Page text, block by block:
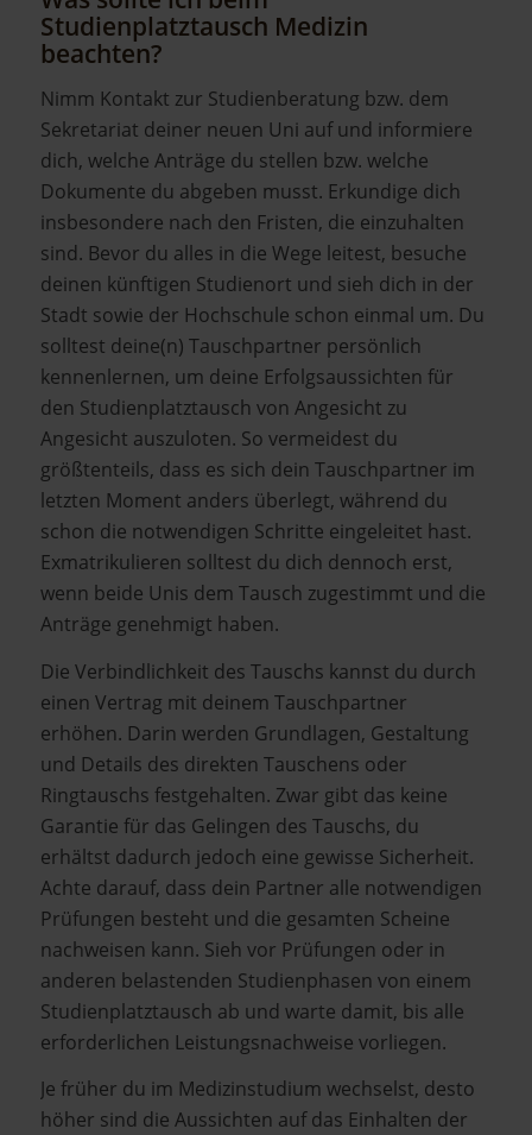
Studienplatztausch Medizin
beachten?
Nimm Kontakt zur Studienberatung bzw. dem
Sekretariat deiner neuen Uni auf und informiere
dich, welche Anträge du stellen bzw. welche
Dokumente du abgeben musst. Erkundige dich
insbesondere nach den Fristen, die einzuhalten
sind. Bevor du alles in die Wege leitest, besuche
deinen künftigen Studienort und sieh dich in der
Stadt sowie der Hochschule schon einmal um. Du
solltest deine(n) Tauschpartner persönlich
kennenlernen, um deine Erfolgsaussichten für
den Studienplatztausch von Angesicht zu
Angesicht auszuloten. So vermeidest du
größtenteils, dass es sich dein Tauschpartner im
letzten Moment anders überlegt, während du
schon die notwendigen Schritte eingeleitet hast.
Exmatrikulieren solltest du dich dennoch erst,
wenn beide Unis dem Tausch zugestimmt und die
Anträge genehmigt haben.
Die Verbindlichkeit des Tauschs kannst du durch
einen Vertrag mit deinem Tauschpartner
erhöhen. Darin werden Grundlagen, Gestaltung
und Details des direkten Tauschens oder
Ringtauschs festgehalten. Zwar gibt das keine
Garantie für das Gelingen des Tauschs, du
erhältst dadurch jedoch eine gewisse Sicherheit.
Achte darauf, dass dein Partner alle notwendigen
Prüfungen besteht und die gesamten Scheine
nachweisen kann. Sieh vor Prüfungen oder in
anderen belastenden Studienphasen von einem
Studienplatztausch ab und warte damit, bis alle
erforderlichen Leistungsnachweise vorliegen.
Je früher du im Medizinstudium wechselst, desto
höher sind die Aussichten auf das Einhalten der